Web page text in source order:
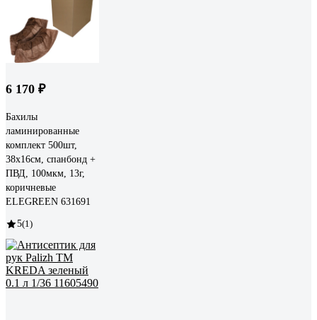
6 170 ₽
Бахилы
ламинированные
комплект 500шт,
38х16см, спанбонд +
ПВД, 100мкм, 13г,
коричневые
ELEGREEN 631691
5(1)